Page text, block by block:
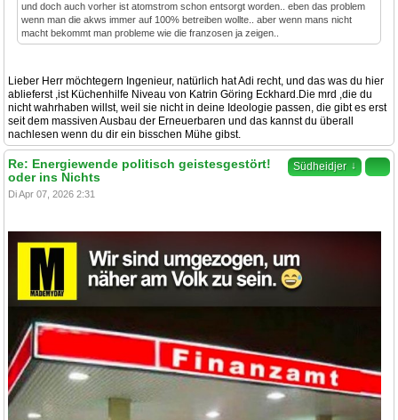
und doch auch vorher ist atomstrom schon entsorgt worden.. eben das problem
wenn man die akws immer auf 100% betreiben wollte.. aber wenn mans nicht
macht bekommt man probleme wie die franzosen ja zeigen..
Lieber Herr möchtegern Ingenieur, natürlich hat Adi recht, und das was du hier
ablieferst ,ist Küchenhilfe Niveau von Katrin Göring Eckhard.Die mrd ,die du
nicht wahrhaben willst, weil sie nicht in deine Ideologie passen, die gibt es erst
seit dem massiven Ausbau der Erneuerbaren und das kannst du überall
nachlesen wenn du dir ein bisschen Mühe gibst.
Südheidjer ↓
Re: Energiewende politisch geistesgestört!
oder ins Nichts
Di Apr 07, 2026 2:31